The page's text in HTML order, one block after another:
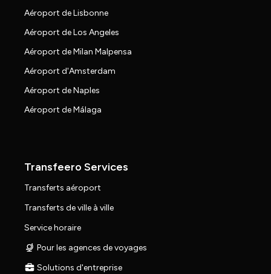
Aéroport de Lisbonne
Aéroport de Los Angeles
Aéroport de Milan Malpensa
Aéroport d'Amsterdam
Aéroport de Naples
Aéroport de Málaga
Transfeero Services
Transferts aéroport
Transferts de ville à ville
Service horaire
Pour les agences de voyages
Solutions d'entreprise